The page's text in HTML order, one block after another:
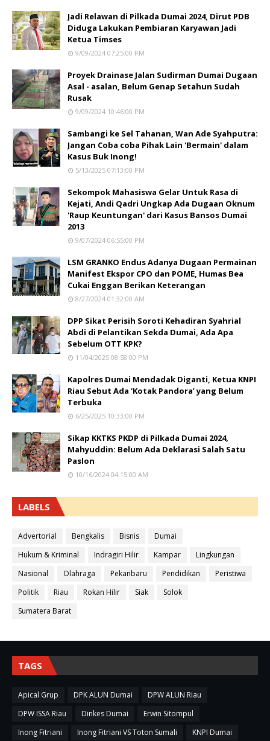
Jadi Relawan di Pilkada Dumai 2024, Dirut PDB
Diduga Lakukan Pembiaran Karyawan Jadi
Ketua Timses
9/09/2024 07:25:00 PM
Proyek Drainase Jalan Sudirman Dumai Dugaan
Asal - asalan, Belum Genap Setahun Sudah
Rusak
9/09/2024 10:46:00 PM
Sambangi ke Sel Tahanan, Wan Ade Syahputra:
Jangan Coba coba Pihak Lain 'Bermain' dalam
Kasus Buk Inong!
5/13/2025 07:13:00 PM
Sekompok Mahasiswa Gelar Untuk Rasa di
Kejati, Andi Qadri Ungkap Ada Dugaan Oknum
'Raup Keuntungan' dari Kasus Bansos Dumai
2013
9/07/2024 06:55:00 PM
LSM GRANKO Endus Adanya Dugaan Permainan
Manifest Ekspor CPO dan POME, Humas Bea
Cukai Enggan Berikan Keterangan
8/27/2024 01:32:00 AM
DPP Sikat Perisih Soroti Kehadiran Syahrial
Abdi di Pelantikan Sekda Dumai, Ada Apa
Sebelum OTT KPK?
11/04/2025 08:58:00 PM
Kapolres Dumai Mendadak Diganti, Ketua KNPI
Riau Sebut Ada ‘Kotak Pandora’ yang Belum
Terbuka
6/25/2025 10:33:00 PM
Sikap KKTKS PKDP di Pilkada Dumai 2024,
Mahyuddin: Belum Ada Deklarasi Salah Satu
Paslon
10/16/2024 04:15:00 AM
LABELS
Advertorial Bengkalis Bisnis
Dumai
Hukum & Kriminal
Indragiri Hilir Kampar
Lingkungan
Nasional
Olahraga Pekanbaru Pendidikan
Peristiwa
Politik
Riau Rokan Hilir Siak
Solok
Sumatera Barat
TAGS
Apical Grup DPK ALUN Dumai
DPW ALUN Riau
DPW ISSA Riau
Dinkes Dumai
Erwin Sitompul
Inong Fitriani
Inong Fitriani VS Toton Sumali
KNPI Dumai